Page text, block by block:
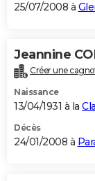
25/07/2008 à
Jeannine
Créer une
Naissance
13/04/1931 à la
Décès
24/01/2008 à